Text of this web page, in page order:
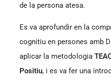
de la persona atesa.
Es va aprofundir en la
cognitiu en persones amb
aplicar la metodologia
Positiu, i es va fer una